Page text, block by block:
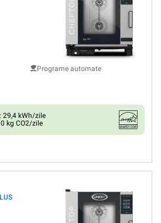
Programe automate
29,4 kWh/zile
kg CO2/zile